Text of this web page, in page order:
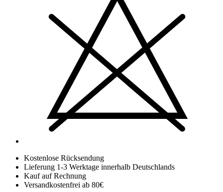
Kostenlose Rücksendung
Lieferung 1-3 Werktage innerhalb Deutschlands
Kauf auf Rechnung
Versandkostenfrei ab 80€